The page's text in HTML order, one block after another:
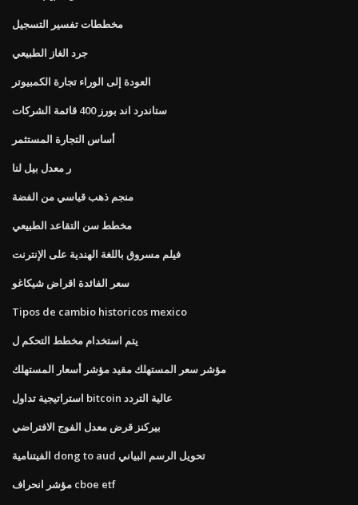
مخططات تفسير التسجيل
جرد الغاز الطبيعي
العودة إلى الوراء تجارة الكمبيوتر
ستاندرد اند بورز 400 قائمة الشركات
أساس التجارة المستثمر
ر معدل بيل لنا
منجم ذهب قياسي من الفضة
مخطط سن التقاعد الطبيعي
فيلم مسروق باللغة الهندية على الإنترنت
سعر الفائدة اقراض شيكاغو
Tipos de cambio historicos mexico
يتم استخدام مخطط التحكم ل
مؤشر سعر المستهلك مقيد مؤشر أسعار المستهلك
استراتيجية تداول bitcoin عالية التردد
بيركنز قرض معدل الفوج الافتراضي
الفيتنامية dong to aud تحويل الرسم البياني
مؤشر انحراف cboe etf